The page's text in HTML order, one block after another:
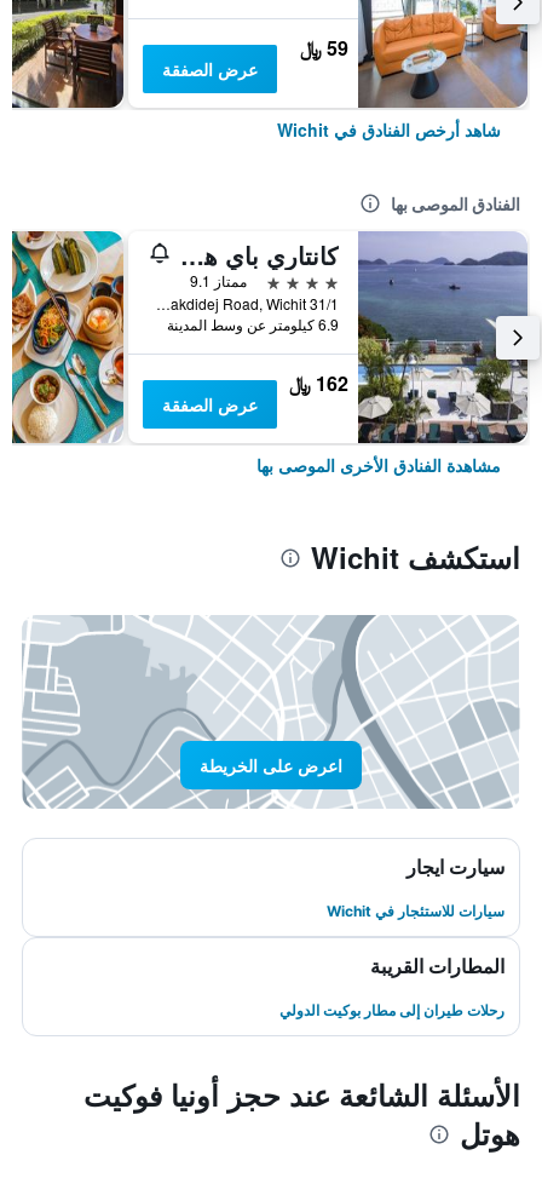
59 ﷼
عرض الصفقة
شاهد أرخص الفنادق في Wichit
الفنادق الموصى بها
كانتاري باي هوتل، فوكيت
4 نجوم
ممتاز 9.1
31/1 Mu 8, Sakdidej Road, Wichit, تايلاند
6.9 كيلومتر عن وسط المدينة
162 ﷼
عرض الصفقة
مشاهدة الفنادق الأخرى الموصى بها
استكشف Wichit
اعرض على الخريطة
سيارت ايجار
سيارات للاستئجار في Wichit
المطارات القريبة
رحلات طيران إلى مطار بوكيت الدولي
الأسئلة الشائعة عند حجز أونيا فوكيت
هوتل